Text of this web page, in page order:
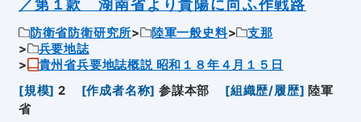
／第１款 湖南省より貴陽に向ふ作戦路
防衛省防衛研究所 陸軍一般史料
支那
兵要地誌
貴州省兵要地誌概説 昭和１８年４月１５日
[規模] 2 [作成者名称] 参謀本部 [組織歴/履歴] 陸軍
省